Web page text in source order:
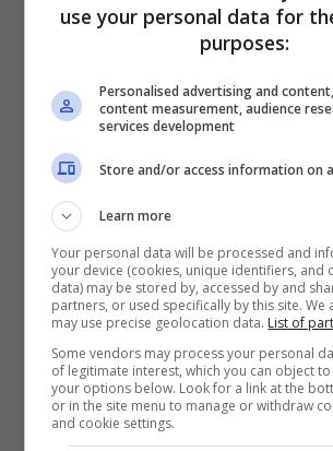
Donna legge qualcosa di preoccupante
È importantissimonon aprire
allegatonel messaggio. Se lo
viene trasferiti su un finto sito
praticamente identico al sito
si viene invitati a inserire
password e il numero di
bloccare il pagamento non
Una volta inseriti i dati, si pare
use your personal data for
purposes:
Personalised advertising and
content measurement, audience
services development
Store and/or access information on
Learn more
Your personal data will be processed and
your device (cookies, unique identifiers, and
data) may be stored by, accessed by and
partners, or used specifically by this site.
may use precise geolocation data. List of
Some vendors may process your personal
of legitimate interest, which you can object
your options below. Look for a link at the
or in the site menu to manage or withdraw
and cookie settings.